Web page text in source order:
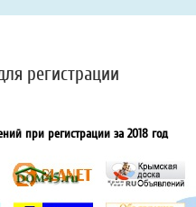
регистрации
при регистрации за 2018 год